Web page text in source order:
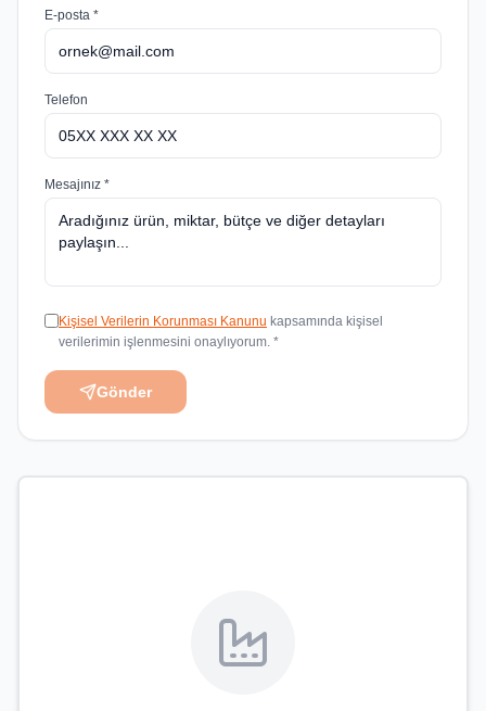
E-posta *
Telefon
Mesajınız *
Kişisel Verilerin Korunması Kanunu kapsamında kişisel
verilerimin işlenmesini onaylıyorum. *
Gönder